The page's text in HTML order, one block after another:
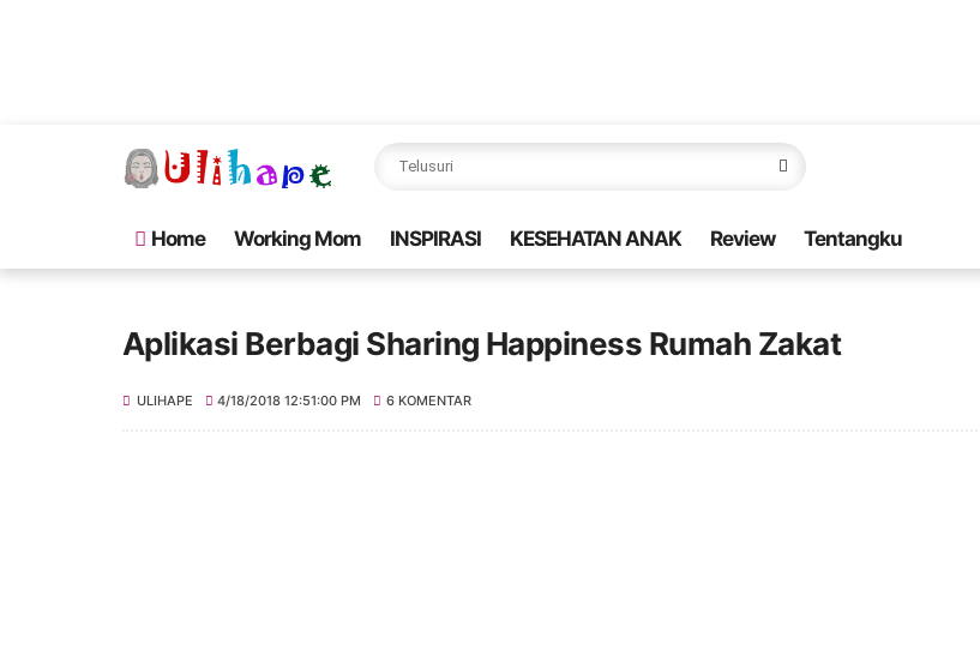
Home Working Mom INSPIRASI KESEHATAN ANAK Review Tentangku
Aplikasi Berbagi Sharing Happiness Rumah Zakat
ULIHAPE 4/18/2018 12:51:00 PM 6 KOMENTAR